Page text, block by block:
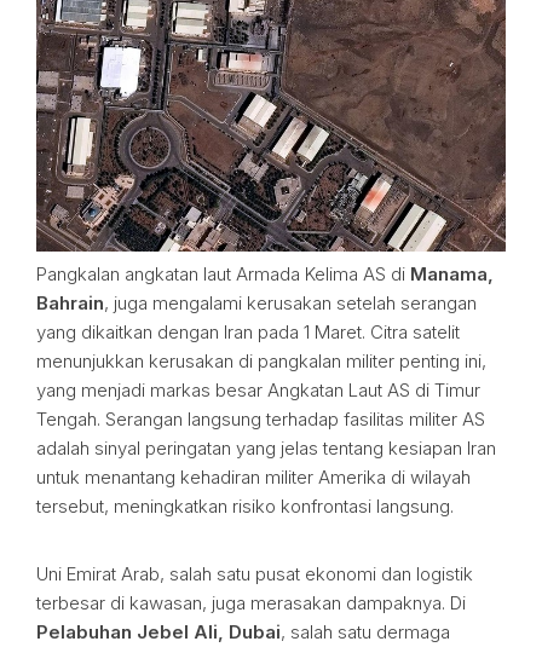
Pangkalan angkatan laut Armada Kelima AS di Manama,
Bahrain, juga mengalami kerusakan setelah serangan
yang dikaitkan dengan Iran pada 1 Maret. Citra satelit
menunjukkan kerusakan di pangkalan militer penting ini,
yang menjadi markas besar Angkatan Laut AS di Timur
Tengah. Serangan langsung terhadap fasilitas militer AS
adalah sinyal peringatan yang jelas tentang kesiapan Iran
untuk menantang kehadiran militer Amerika di wilayah
tersebut, meningkatkan risiko konfrontasi langsung.
Uni Emirat Arab, salah satu pusat ekonomi dan logistik
terbesar di kawasan, juga merasakan dampaknya. Di
Pelabuhan Jebel Ali, Dubai, salah satu dermaga